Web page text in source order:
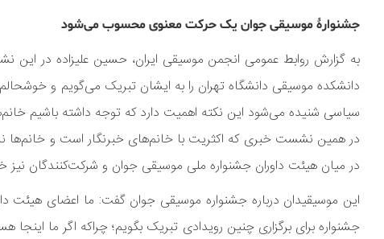
جشنوارۀ موسیقی جوان یک حرکت معنوی محسوب می‌شود
به گزارش روابط عمومی انجمن موسیقی ایران، حسین علیزاده در
دانشکده موسیقی دانشگاه تهران را به ایشان تبریک می‌گویم و
سیاسی شنیده می‌شود این نکته اهمیت دارد که توجه داشته باشیم
در همین نشست خبری که اکثریت با خانم‌های خبرنگار است و خانم‌ها
در میان هیئت داوران جشنواره ملی موسیقی جوان و شرکت‌کنندگان
این موسیقیدان درباره جشنواره موسیقی جوان گفت: ما اعضای هیئت
جشنواره برای برگزاری چنین رویدادی تبریک بگویم؛ چراکه اگر ما